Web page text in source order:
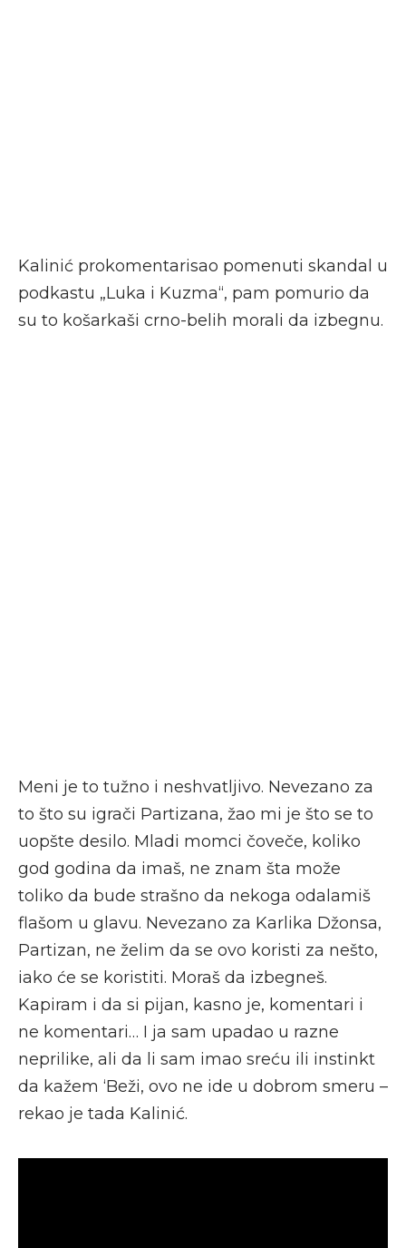
Kalinić prokomentarisao pomenuti skandal u
podkastu „Luka i Kuzma“, pam pomurio da
su to košarkaši crno-belih morali da izbegnu.
Meni je to tužno i neshvatljivo. Nevezano za
to što su igrači Partizana, žao mi je što se to
uopšte desilo. Mladi momci čoveče, koliko
god godina da imaš, ne znam šta može
toliko da bude strašno da nekoga odalamiš
flašom u glavu. Nevezano za Karlika Džonsa,
Partizan, ne želim da se ovo koristi za nešto,
iako će se koristiti. Moraš da izbegneš.
Kapiram i da si pijan, kasno je, komentari i
ne komentari… I ja sam upadao u razne
neprilike, ali da li sam imao sreću ili instinkt
da kažem ‘Beži, ovo ne ide u dobrom smeru –
rekao je tada Kalinić.